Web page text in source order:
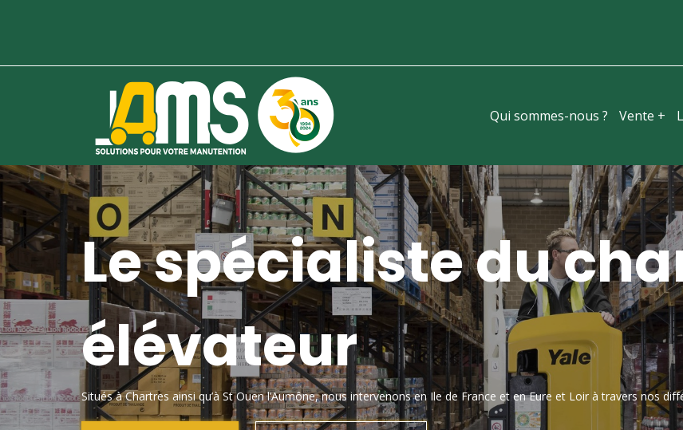
Qui sommes-nous ? Vente +
Le spécialiste du
élévateur
Situés à Chartres ainsi qu’à St Ouen l’Aumône, nous intervenons en Ile de France et en Eure et Loir à travers nos